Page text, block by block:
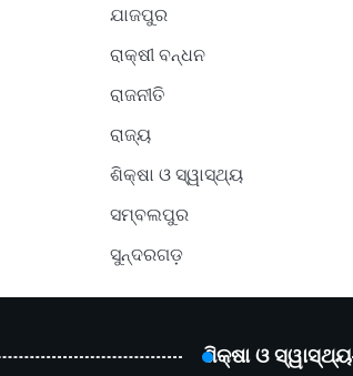
ଯାଜପୁର
ରାକ୍ଷୀ ବନ୍ଧନ
ରାଜନୀତି
ରାଜ୍ୟ
ଶିକ୍ଷା ଓ ସ୍ୱାସ୍ଥ୍ୟ
ସମ୍ବଲପୁର
ସୁନ୍ଦରଗଡ଼
ଶିକ୍ଷା ଓ ସ୍ୱାସ୍ଥ୍ୟ